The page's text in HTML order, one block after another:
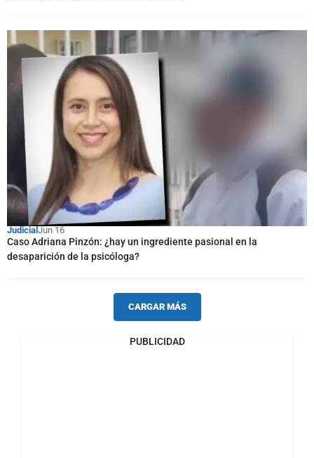
Judicial Jun 16
Caso Adriana Pinzón: ¿hay un ingrediente pasional en la
desaparición de la psicóloga?
CARGAR MÁS
PUBLICIDAD